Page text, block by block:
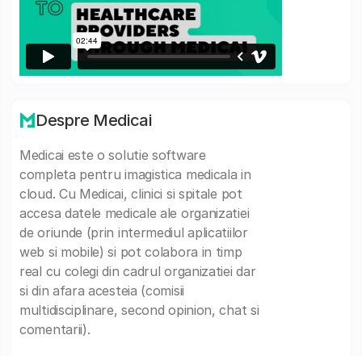
Despre Medicai
Medicai este o solutie software
completa pentru imagistica medicala in
cloud. Cu Medicai, clinici si spitale pot
accesa datele medicale ale organizatiei
de oriunde (prin intermediul aplicatiilor
web si mobile) si pot colabora in timp
real cu colegi din cadrul organizatiei dar
si din afara acesteia (comisii
multidisciplinare, second opinion, chat si
comentarii).